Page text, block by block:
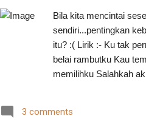
Bila kita mencintai
sendiri...pentingkan
itu? :( Lirik :- Ku tak
belai rambutku Kau
memilihku Salahkah
ni...maafkan aku...;(
3 comments